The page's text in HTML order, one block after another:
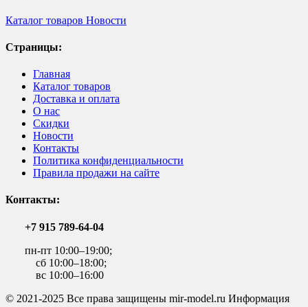
Каталог товаров Новости
Страницы:
Главная
Каталог товаров
Доставка и оплата
О нас
Скидки
Новости
Контакты
Политика конфиденциальности
Правила продажи на сайте
Контакты:
+7 915 789-64-04
пн-пт 10:00–19:00;
сб 10:00–18:00;
вс 10:00–16:00
© 2021-2025 Все права защищены mir-model.ru Информация